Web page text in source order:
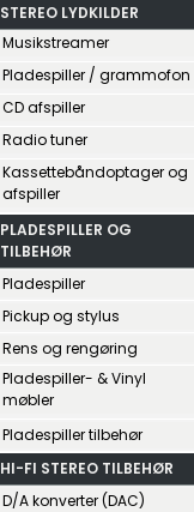
STEREO LYDKILDER
Musikstreamer
Pladespiller / grammofon
CD afspiller
Radio tuner
Kassettebåndoptager og
afspiller
PLADESPILLER OG
TILBEHØR
Pladespiller
Pickup og stylus
Rens og rengøring
Pladespiller- & Vinyl
møbler
Pladespiller tilbehør
HI-FI STEREO TILBEHØR
D/A konverter (DAC)